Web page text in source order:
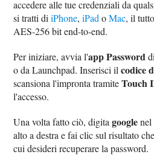
accedere alle tue credenziali da
si tratti diiPhone,iPad oMac, il
AES-256 bit end-to-end.
Per iniziare, avvia l'app Password
o da Launchpad. Inserisci ilcodice
scansiona l'impronta tramiteTouch
l'accesso.
Una volta fatto ciò, digitagoogle
alto a destra e fai clic sul risultato
cui desideri recuperare la password.